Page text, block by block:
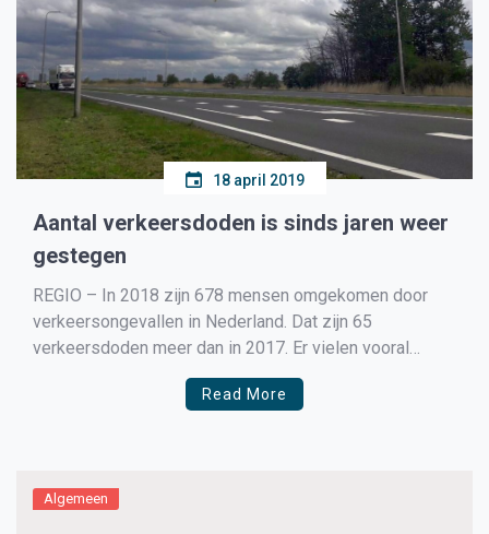
18 april 2019
Aantal verkeersdoden is sinds jaren weer
gestegen
REGIO – In 2018 zijn 678 mensen omgekomen door
verkeersongevallen in Nederland. Dat zijn 65
verkeersdoden meer dan in 2017. Er vielen vooral
onder inzittenden van personenauto’s, fietsers en
scootmobielers meer dodelijke slachtoffers. In Noord-
Read More
Algemeen